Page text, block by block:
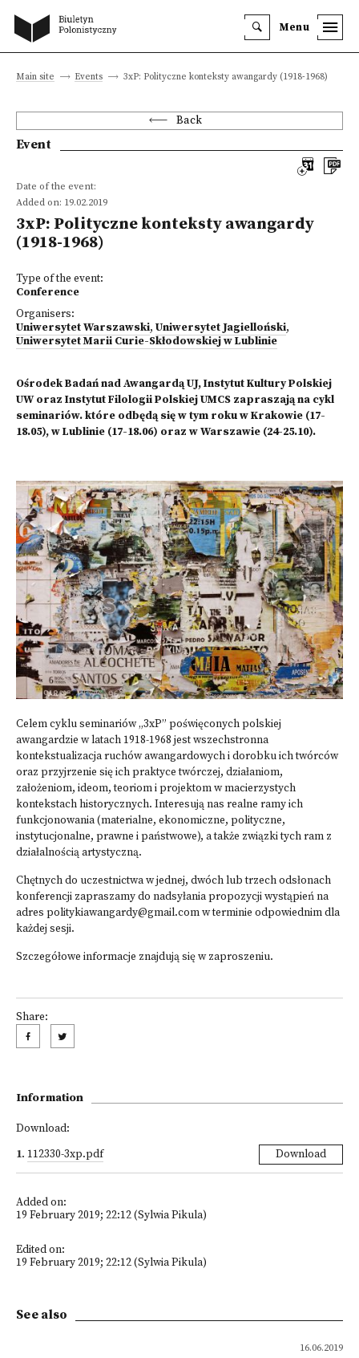
Menu
Main site Events 3xP: Polityczne konteksty awangardy (1918-1968)
Back
Event
Date of the event:
Added on: 19.02.2019
3xP: Polityczne konteksty awangardy
(1918-1968)
Type of the event:
Conference
Organisers:
Uniwersytet Warszawski, Uniwersytet Jagielloński,
Uniwersytet Marii Curie-Skłodowskiej w Lublinie
Ośrodek Badań nad Awangardą UJ, Instytut Kultury Polskiej
UW oraz Instytut Filologii Polskiej UMCS zapraszają na cykl
seminariów. które odbędą się w tym roku w Krakowie (17-
18.05), w Lublinie (17-18.06) oraz w Warszawie (24-25.10).
Celem cyklu seminariów „3xP” poświęconych polskiej
awangardzie w latach 1918-1968 jest wszechstronna
kontekstualizacja ruchów awangardowych i dorobku ich twórców
oraz przyjrzenie się ich praktyce twórczej, działaniom,
założeniom, ideom, teoriom i projektom w macierzystych
kontekstach historycznych. Interesują nas realne ramy ich
funkcjonowania (materialne, ekonomiczne, polityczne,
instytucjonalne, prawne i państwowe), a także związki tych ram z
działalnością artystyczną.
Chętnych do uczestnictwa w jednej, dwóch lub trzech odsłonach
konferencji zapraszamy do nadsyłania propozycji wystąpień na
adres politykiawangardy@gmail.com w terminie odpowiednim dla
każdej sesji.
Szczegółowe informacje znajdują się w zaproszeniu.
Share:
Information
Download:
1. 112330-3xp.pdf Download
Added on:
19 February 2019; 22:12 (Sylwia Pikula)
Edited on:
19 February 2019; 22:12 (Sylwia Pikula)
See also
16.06.2019